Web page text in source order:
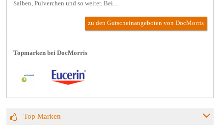
Salben, Pulverchen und so weiter. Bei...
zu den Gutscheinangeboten von DocMorris
Topmarken bei DocMorris
Top Marken